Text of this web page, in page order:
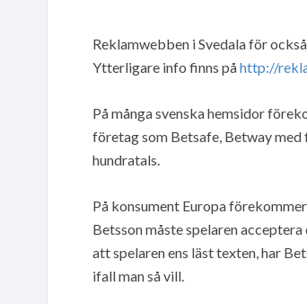
Reklamwebben i Svedala för
Ytterligare info finns påhttp://
På många svenska hemsidor
företag som Betsafe, Betway med
hundratals.
På konsument Europa
Betsson måste spelaren
att spelaren ens läst texten, har
ifall man så vill.